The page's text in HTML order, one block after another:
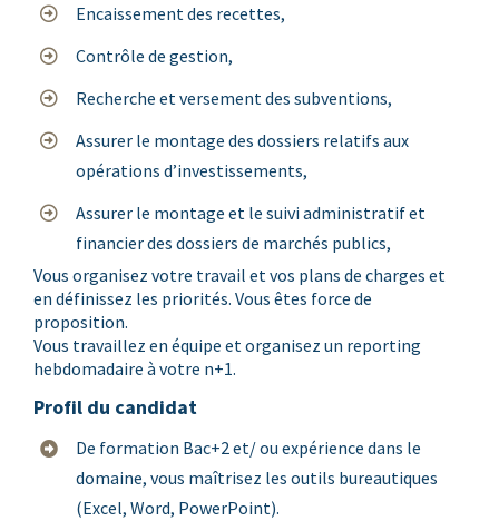
Encaissement des recettes,
Contrôle de gestion,
Recherche et versement des subventions,
Assurer le montage des dossiers relatifs aux
opérations d’investissements,
Assurer le montage et le suivi administratif et
financier des dossiers de marchés publics,
Vous organisez votre travail et vos plans de charges et
en définissez les priorités. Vous êtes force de
proposition.
Vous travaillez en équipe et organisez un reporting
hebdomadaire à votre n+1.
Profil du candidat
De formation Bac+2 et/ ou expérience dans le
domaine, vous maîtrisez les outils bureautiques
(Excel, Word, PowerPoint).